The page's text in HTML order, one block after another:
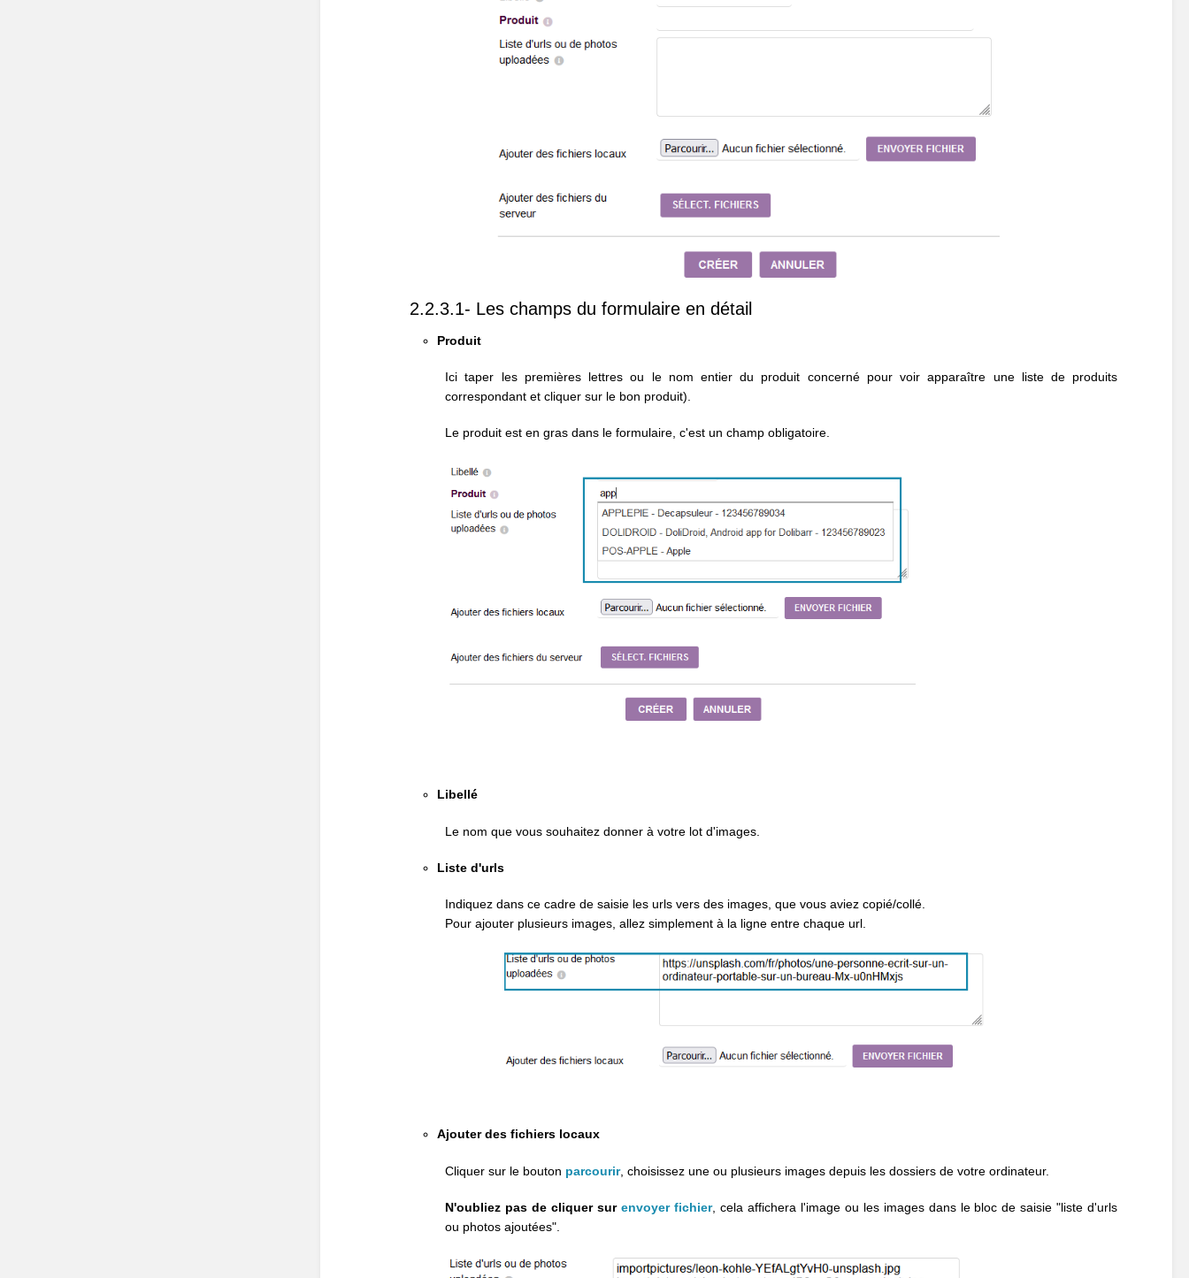
2.2.3.1- Les champs du formulaire en détail
Produit
Ici taper les premières lettres ou le nom entier du produit concerné pour voir apparaître une liste de produits
correspondant et cliquer sur le bon produit).
Le produit est en gras dans le formulaire, c'est un champ obligatoire.
Libellé
Le nom que vous souhaitez donner à votre lot d'images.
Liste d'urls
Indiquez dans ce cadre de saisie les urls vers des images, que vous aviez copié/collé.
Pour ajouter plusieurs images, allez simplement à la ligne entre chaque url.
Ajouter des fichiers locaux
Cliquer sur le bouton parcourir, choisissez une ou plusieurs images depuis les dossiers de votre ordinateur.
N'oubliez pas de cliquer sur envoyer fichier, cela affichera l'image ou les images dans le bloc de saisie "liste d'urls
ou photos ajoutées".